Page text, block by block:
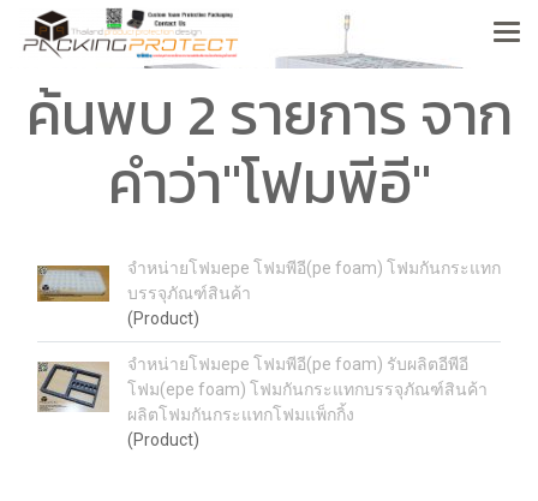
ค้นพบ 2 รายการ จาก
คำว่า"โฟมพีอี"
จำหน่ายโฟมepe โฟมพีอี(pe foam) โฟมกันกระแทก
บรรจุภัณฑ์สินค้า
(Product)
จำหน่ายโฟมepe โฟมพีอี(pe foam) รับผลิตอีพีอี
โฟม(epe foam) โฟมกันกระแทกบรรจุภัณฑ์สินค้า
ผลิตโฟมกันกระแทกโฟมแพ็กกิ้ง
(Product)